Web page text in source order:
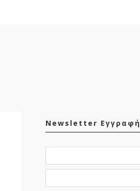
Newsletter Εγγραφή